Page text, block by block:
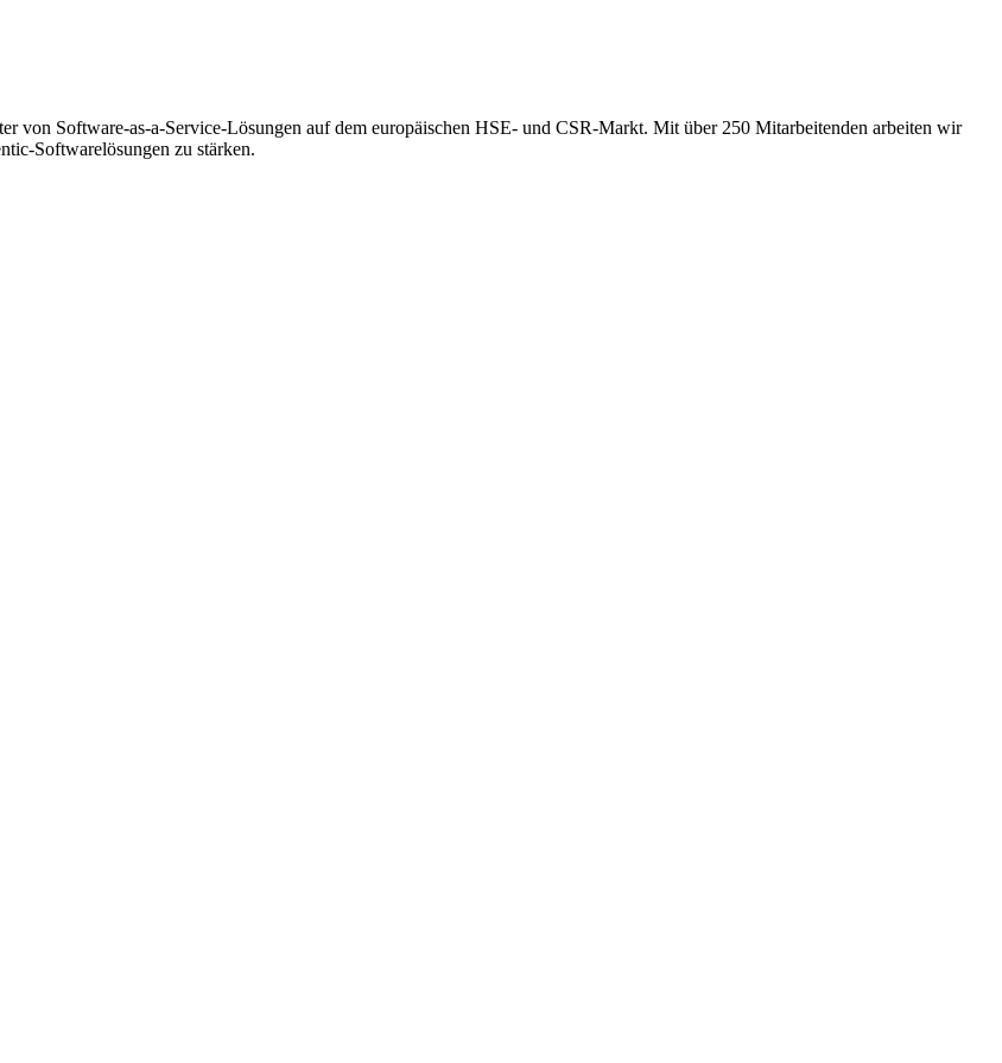
von Software-as-a-Service-Lösungen auf dem europäischen HSE- und CSR-Markt. Mit über 250 Mitarbeitenden arbeiten wir
Softwarelösungen zu stärken.